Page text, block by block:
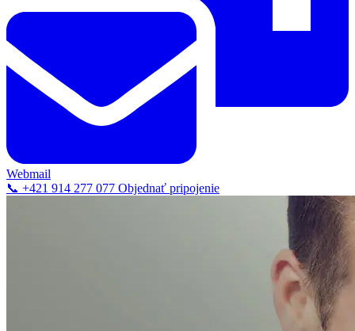
Webmail
📞 +421 914 277 077 Objednať pripojenie